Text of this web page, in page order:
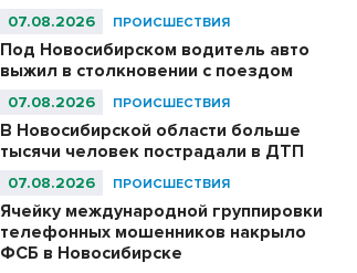
07.08.2026 ПРОИСШЕСТВИЯ
Под Новосибирском водитель авто
выжил в столкновении с поездом
07.08.2026 ПРОИСШЕСТВИЯ
В Новосибирской области больше
тысячи человек пострадали в ДТП
07.08.2026 ПРОИСШЕСТВИЯ
Ячейку международной группировки
телефонных мошенников накрыло
ФСБ в Новосибирске